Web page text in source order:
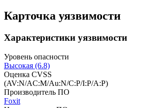
Карточка уязвимости
Характеристики уязвимости
Уровень опасности
Высокая (6.8)
Оценка CVSS
(AV:N/AC:M/Au:N/C:P/I:P/A:P)
Производитель ПО
Foxit